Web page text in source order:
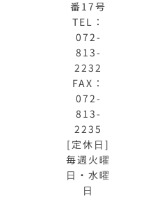
番17号
TEL：
072-
813-
2232
FAX：
072-
813-
2235
[定休日]
毎週火曜
日・水曜
日